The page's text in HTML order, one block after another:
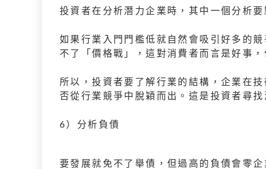
投資者在分析潛力企業時，其中一個分析
如果行業入門門檻低就自然會吸引好多的
不了「價格戰」，這對消費者而言是好事
所以，投資者要了解行業的結構，企業在
否從行業競爭中脫穎而出。這是投資者尋找
6）分析負債
要發展就免不了舉債，但過高的負債會零